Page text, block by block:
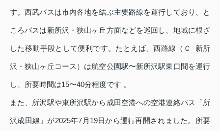
す。西武バスは市内各地を結ぶ主要路線を運行しており、と
ころバスは新所沢・狭山ヶ丘方面などを巡回し、地域に根ざ
した移動手段として便利です。たとえば、西路線（Ｃ_新所
沢・狭山ヶ丘コース）は航空公園駅〜新所沢駅東口間を運行
し、所要時間は15〜40分程度です 。
また、所沢駅や東所沢駅から成田空港への空港連絡バス「所
沢成田線」が2025年7月19日から運行再開されました。所要